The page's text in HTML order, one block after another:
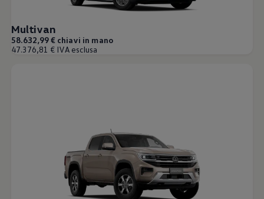
Multivan
58.632,99 € chiavi in mano
47.376,81 € IVA esclusa